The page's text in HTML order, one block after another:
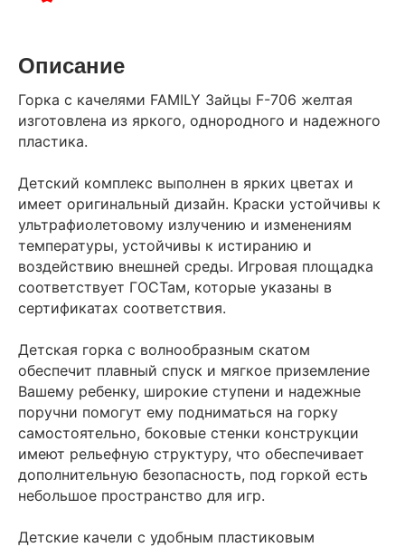
Описание
Горка с качелями FAMILY Зайцы F-706 желтая
изготовлена из яркого, однородного и надежного
пластика.
Детский комплекс выполнен в ярких цветах и
имеет оригинальный дизайн. Краски устойчивы к
ультрафиолетовому излучению и изменениям
температуры, устойчивы к истиранию и
воздействию внешней среды. Игровая площадка
соответствует ГОСТам, которые указаны в
сертификатах соответствия.
Детская горка с волнообразным скатом
обеспечит плавный спуск и мягкое приземление
Вашему ребенку, широкие ступени и надежные
поручни помогут ему подниматься на горку
самостоятельно, боковые стенки конструкции
имеют рельефную структуру, что обеспечивает
дополнительную безопасность, под горкой есть
небольшое пространство для игр.
Детские качели с удобным пластиковым